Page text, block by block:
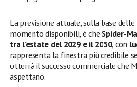
La previsione attuale, sulla base
momento disponibili, è che Spider-
tra l’estate del 2029 e il 2030, con
rappresenta la finestra più credibile se
otterrà il successo commerciale che
aspettano.